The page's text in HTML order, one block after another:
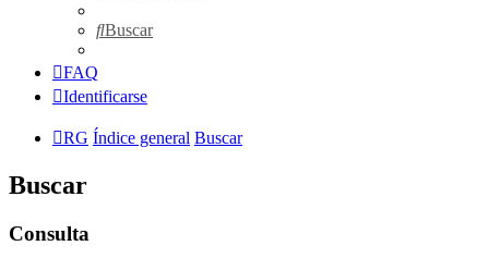
Buscar
FAQ
Identificarse
RG Índice general Buscar
Buscar
Consulta